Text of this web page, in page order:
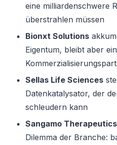
eine milliardenschwere
überstrahlen müssen
Bionxt Solutions
Eigentum, bleibt aber
Sellas Life Sciences
Datenkatalysator, der
schleudern kann
Sangamo Therapeutics
Dilemma der Branche: